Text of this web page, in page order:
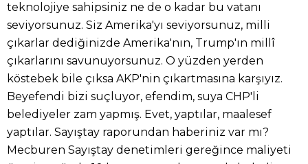
teknolojiye sahipsiniz ne de o kadar bu vatanı
seviyorsunuz. Siz Amerika'yı seviyorsunuz, milli
çıkarlar dediğinizde Amerika'nın, Trump'ın millî
çıkarlarını savunuyorsunuz. O yüzden yerden
köstebek bile çıksa AKP'nin çıkartmasına karşıyız.
Beyefendi bizi suçluyor, efendim, suya CHP'li
belediyeler zam yapmış. Evet, yaptılar, maalesef
yaptılar. Sayıştay raporundan haberiniz var mı?
Mecburen Sayıştay denetimleri gereğince maliyeti